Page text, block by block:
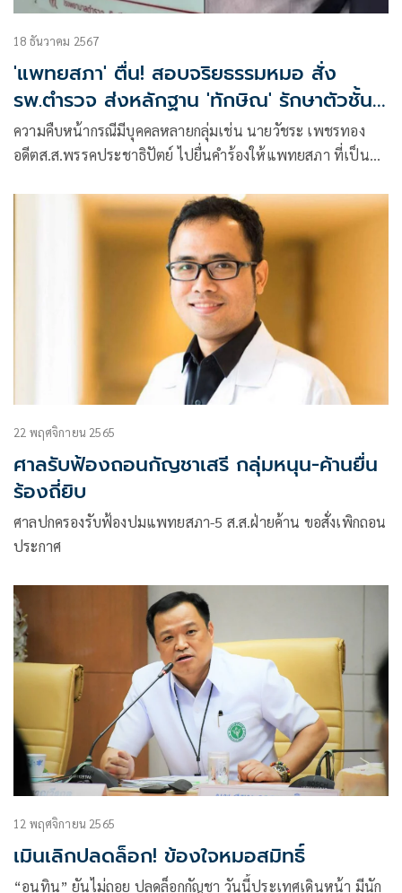
18 ธันวาคม 2567
'แพทยสภา' ตื่น! สอบจริยธรรมหมอ สั่ง
รพ.ตำรวจ ส่งหลักฐาน 'ทักษิณ' รักษาตัวชั้น
14
ความคืบหน้ากรณีมีบุคคลหลายกลุ่มเช่น นายวัชระ เพชรทอง
อดีตส.ส.พรรคประชาธิปัตย์ ไปยื่นคำร้องให้แพทยสภา ที่เป็น
พยาบาลนายทักษิณ ชินวัตร อดีตนายก
22 พฤศจิกายน 2565
ศาลรับฟ้องถอนกัญชาเสรี กลุ่มหนุน-ค้านยื่น
ร้องถี่ยิบ
ศาลปกครองรับฟ้องปมแพทยสภา-5 ส.ส.ฝ่ายค้าน ขอสั่งเพิกถอน
ประกาศ
12 พฤศจิกายน 2565
เมินเลิกปลดล็อก! ข้องใจหมอสมิทธิ์
“อนุทิน” ยันไม่ถอย ปลดล็อกกัญชา วันนี้ประเทศเดินหน้า มีนัก